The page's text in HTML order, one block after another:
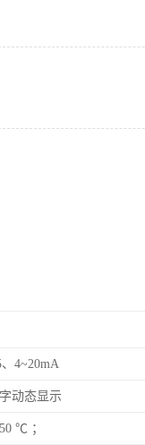
、4~20mA
动态显示
℃ ；